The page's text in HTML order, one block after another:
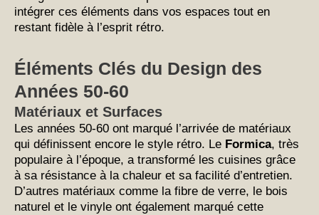
intégrer ces éléments dans vos espaces tout en
restant fidèle à l’esprit rétro.
Éléments Clés du Design des
Années 50-60
Matériaux et Surfaces
Les années 50-60 ont marqué l’arrivée de matériaux
qui définissent encore le style rétro. Le Formica, très
populaire à l’époque, a transformé les cuisines grâce
à sa résistance à la chaleur et sa facilité d’entretien.
D’autres matériaux comme la fibre de verre, le bois
naturel et le vinyle ont également marqué cette